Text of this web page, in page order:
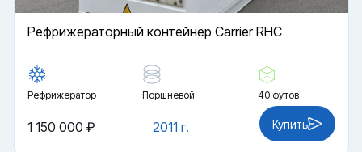
Рефрижераторный контейнер Carrier RHC
Рефрижератор Поршневой 40 футов
2011 г.
1 150 000 ₽ Купить